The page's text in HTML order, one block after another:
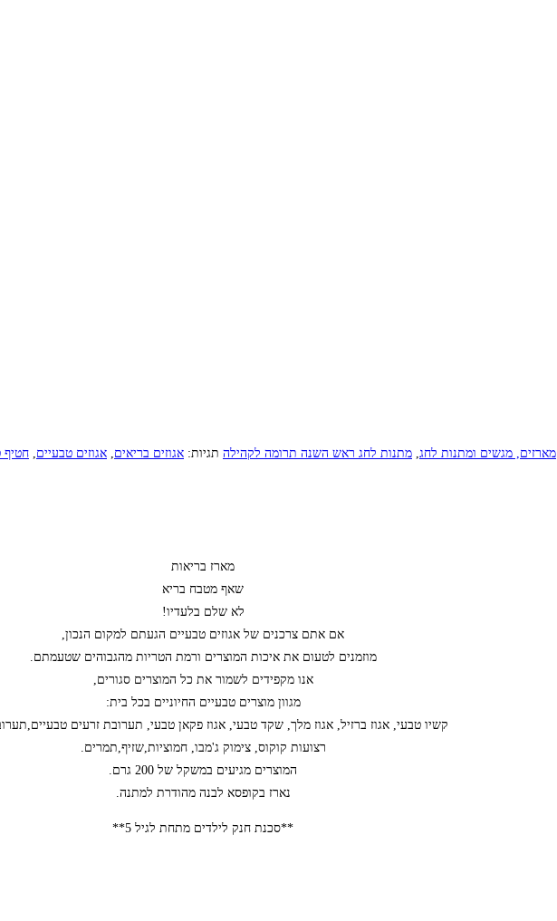
מארזים, מגשים ומתנות לחג, מתנות לחג ראש השנה תרומה לקהילה תגיות: אגוזים בריאים, אגוזים טבעיים, חטיף
מארז בריאות
שאף מטבח בריא
לא שלם בלעדיו!
אם אתם צרכנים של אגוזים טבעיים הגעתם למקום הנכון,
מוזמנים לטעום את איכות המוצרים ורמת הטריות מהגבוהים שטעמתם.
אנו מקפידים לשמור את כל המוצרים סגורים,
מגוון מוצרים טבעיים החיוניים בכל בית:
קשיו טבעי, אגוז ברזיל, אגוז מלך, שקד טבעי, אגוז פקאן טבעי, תערובת זרעים
רצועות קוקוס, צימוק ג'מבו, חמוציות,שזיף,תמרים.
המוצרים מגיעים במשקל של 200 גרם.
נארז בקופסא לבנה מהודרת למתנה.
**סכנת חנק לילדים מתחת לגיל 5**